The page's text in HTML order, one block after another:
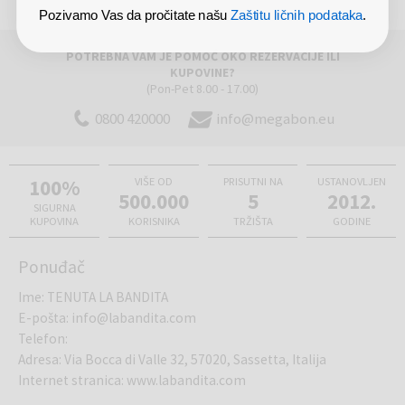
POTREBNA VAM JE POMOĆ OKO REZERVACIJE ILI
KUPOVINE?
(Pon-Pet 8.00 - 17.00)
0800 420000 info@megabon.eu
100%
SIGURNA
KUPOVINA
VIŠE OD
500.000
KORISNIKA
PRISUTNI NA
5
TRŽIŠTA
USTANOVLJEN
2012.
GODINE
Ponuđač
Ime: TENUTA LA BANDITA
E-pošta: info@labandita.com
Telefon:
Adresa: Via Bocca di Valle 32, 57020, Sassetta, Italija
Internet stranica: www.labandita.com
Pozivamo Vas da pročitate našuZaštitu ličnih podataka.